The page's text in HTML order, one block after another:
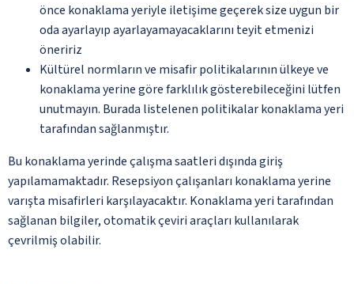
önce konaklama yeriyle iletişime geçerek size uygun bir
oda ayarlayıp ayarlayamayacaklarını teyit etmenizi
öneririz
Kültürel normların ve misafir politikalarının ülkeye ve
konaklama yerine göre farklılık gösterebileceğini lütfen
unutmayın. Burada listelenen politikalar konaklama yeri
tarafından sağlanmıştır.
Bu konaklama yerinde çalışma saatleri dışında giriş
yapılamamaktadır. Resepsiyon çalışanları konaklama yerine
varışta misafirleri karşılayacaktır. Konaklama yeri tarafından
sağlanan bilgiler, otomatik çeviri araçları kullanılarak
çevrilmiş olabilir.